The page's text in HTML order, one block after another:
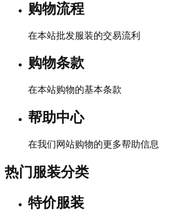
购物流程
在本站批发服装的交易流利
购物条款
在本站购物的基本条款
帮助中心
在我们网站购物的更多帮助信息
热门服装分类
特价服装